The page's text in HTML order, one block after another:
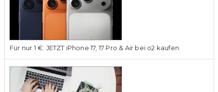
Für nur 1 €: JETZT iPhone 17, 17 Pro & Air bei o2 kaufen